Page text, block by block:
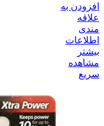
افزودن به
علاقه
مندی
اطلاعات
بیشتر
مشاهده
سریع